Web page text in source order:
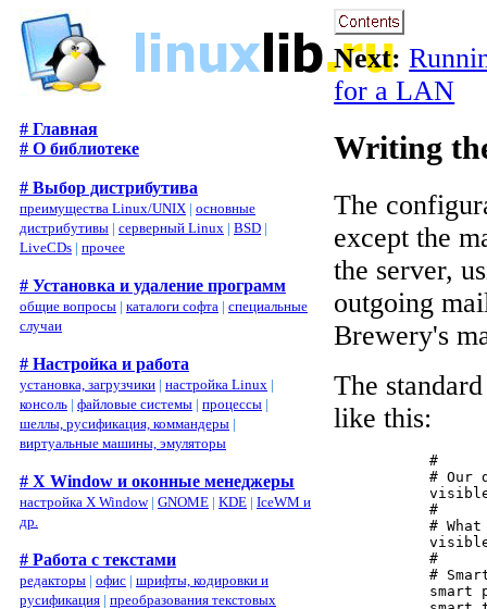
# Главная
# О библиотеке
# Выбор дистрибутива
преимущества Linux/UNIX | основные
дистрибутивы | серверный Linux | BSD |
LiveCDs | прочее
# Установка и удаление программ
общие вопросы | каталоги софта | специальные
случаи
# Настройка и работа
установка, загрузчики | настройка Linux |
консоль | файловые системы | процессы |
шеллы, русификация, коммандеры |
виртуальные машины, эмуляторы
# X Window и оконные менеджеры
настройка X Window| GNOME | KDE | IceWM и
др.
# Работа с текстами
редакторы | офис | шрифты, кодировки и
русификация | преобразования текстовых
Next:
for a LAN
Writing
The
except the
the server,
outgoing
Brewery's
The
like this:
           #
# Our
           #
#
           #
#
smart